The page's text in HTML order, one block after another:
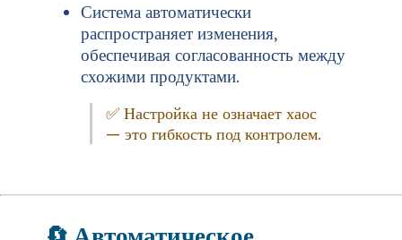
Система автоматически
распространяет изменения,
обеспечивая согласованность между
схожими продуктами.
✅ Настройка не означает хаос
— это гибкость под контролем.